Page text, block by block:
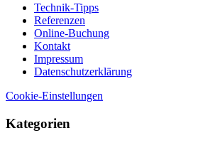
Technik-Tipps
Referenzen
Online-Buchung
Kontakt
Impressum
Datenschutzerklärung
Cookie-Einstellungen
Kategorien